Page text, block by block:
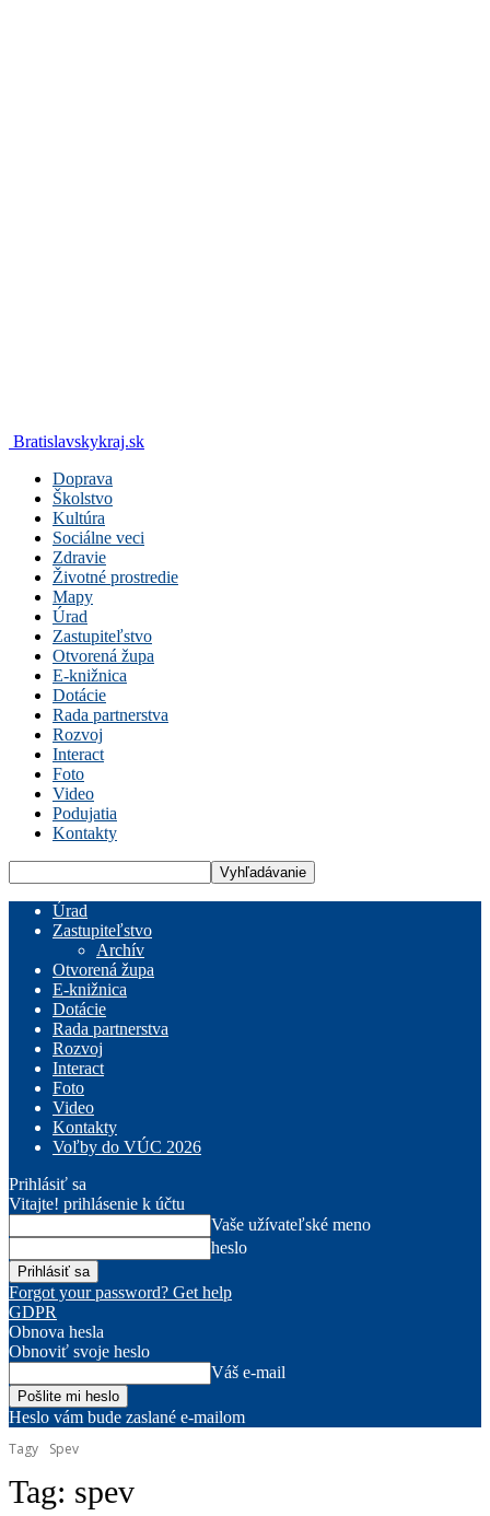
Bratislavskykraj.sk
Doprava
Školstvo
Kultúra
Sociálne veci
Zdravie
Životné prostredie
Mapy
Úrad
Zastupiteľstvo
Otvorená župa
E-knižnica
Dotácie
Rada partnerstva
Rozvoj
Interact
Foto
Video
Podujatia
Kontakty
Úrad
Zastupiteľstvo
Archív
Otvorená župa
E-knižnica
Dotácie
Rada partnerstva
Rozvoj
Interact
Foto
Video
Kontakty
Voľby do VÚC 2026
Prihlásiť sa
Vitajte! prihlásenie k účtu
Vaše užívateľské meno
heslo
Forgot your password? Get help
GDPR
Obnova hesla
Obnoviť svoje heslo
Váš e-mail
Heslo vám bude zaslané e-mailom
Tagy
Spev
Tag: spev